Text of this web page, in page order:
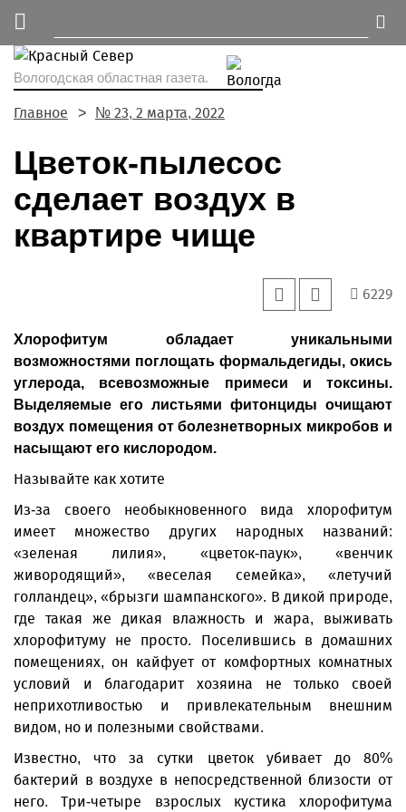
Вологодская областная газета.
Главное № 23, 2 марта, 2022
Цветок-пылесос
сделает воздух в
квартире чище
6229
Хлорофитум обладает уникальными
возможностями поглощать формальдегиды, окись
углерода, всевозможные примеси и токсины.
Выделяемые его листьями фитонциды очищают
воздух помещения от болезнетворных микробов и
насыщают его кислородом.
Называйте как хотите
Из-за своего необыкновенного вида хлорофитум
имеет множество других народных названий:
«зеленая лилия», «цветок-паук», «венчик
живородящий», «веселая семейка», «летучий
голландец», «брызги шампанского». В дикой природе,
где такая же дикая влажность и жара, выживать
хлорофитуму не просто. Поселившись в домашних
помещениях, он кайфует от комфортных комнатных
условий и благодарит хозяина не только своей
неприхотливостью и привлекательным внешним
видом, но и полезными свойствами.
Известно, что за сутки цветок убивает до 80%
бактерий в воздухе в непосредственной близости от
него. Три-четыре взрослых кустика хлорофитума